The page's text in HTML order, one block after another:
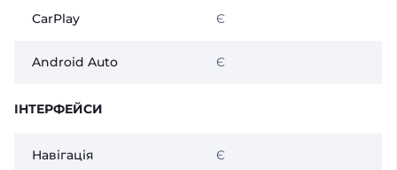
CarPlay Є
Android Auto Є
ІНТЕРФЕЙСИ
Навігація Є